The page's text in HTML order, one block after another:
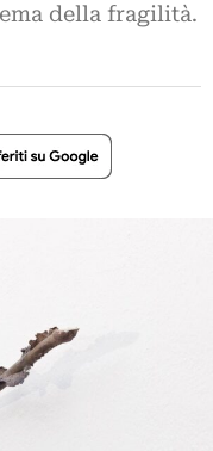
della fragilità.